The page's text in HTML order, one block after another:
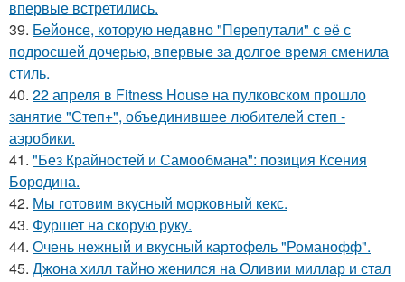
впервые встретились.
39. Бейонсе, которую недавно "Перепутали" с её с
подросшей дочерью, впервые за долгое время сменила
стиль.
40. 22 апреля в Fitness House на пулковском прошло
занятие "Степ+", объединившее любителей степ -
аэробики.
41. "Без Крайностей и Самообмана": позиция Ксения
Бородина.
42. Мы готовим вкусный морковный кекс.
43. Фуршет на скорую руку.
44. Очень нежный и вкусный картофель "Романофф".
45. Джона хилл тайно женился на Оливии миллар и стал